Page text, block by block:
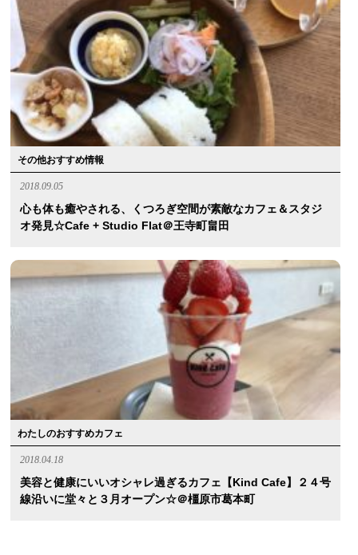
その他おすすめ情報
2018.09.05
心も体も癒やされる、くつろぎ空間が素敵なカフェ＆スタジ
オ発見☆cafe + Studio Flat＠王寺町畠田
わたしのおすすめカフェ
2018.04.18
美容と健康にいいオシャレ過ぎるカフェ【kind Cafe】２４号
線沿いに堂々と３月オープン☆＠橿原市葛本町